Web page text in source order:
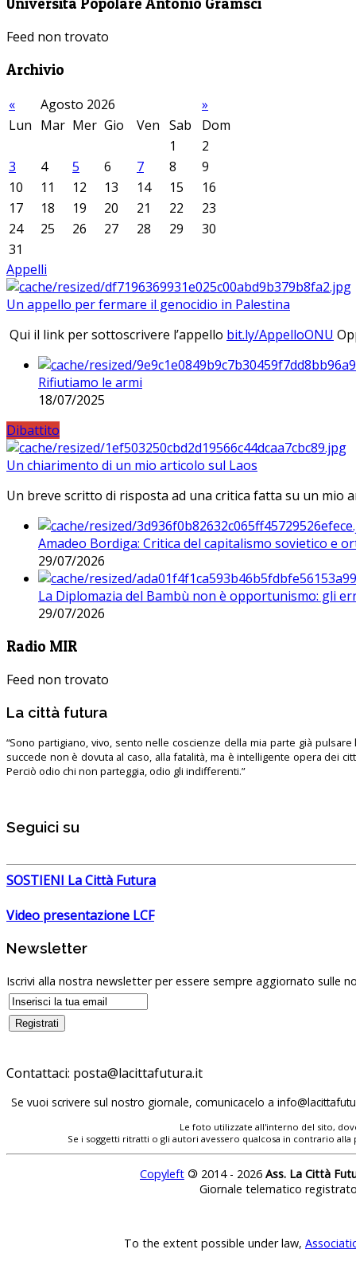
Università Popolare Antonio Gramsci
Feed non trovato
Archivio
« Agosto 2026
»
Lun Mar Mer Gio Ven Sab
Dom
1
2
3
4 5 6 7 8
9
10
11 12 13 14 15
16
17
18 19 20 21 22
23
24
25 26 27 28 29
30
31
Appelli
Un appello per fermare il genocidio in Palestina
Qui il link per sottoscrivere l’appello bit.ly/AppelloONU
Rifiutiamo le armi
18/07/2025
Dibattito
Un chiarimento di un mio articolo sul Laos
Un breve scritto di risposta ad una critica fatta su un mio
Amadeo Bordiga: Critica del capitalismo sovietico e
29/07/2026
La Diplomazia del Bambù non è opportunismo: gli
29/07/2026
Radio MIR
Feed non trovato
La città futura
“Sono partigiano, vivo, sento nelle coscienze della mia parte già pulsare
succede non è dovuta al caso, alla fatalità, ma è intelligente opera dei
Perciò odio chi non parteggia, odio gli indifferenti.”
Seguici su
SOSTIENI La Città Futura
Video presentazione LCF
Newsletter
Iscrivi alla nostra newsletter per essere sempre aggiornato sulle
Contattaci:
Se vuoi scrivere sul nostro giornale, comunicacelo a
Le foto utilizzate all'interno del sito,
Se i soggetti ritratti o gli autori avessero qualcosa in contrario
Copyleft © 2014 - 2026 Ass. La Città
Giornale telematico
To the extent possible under law,